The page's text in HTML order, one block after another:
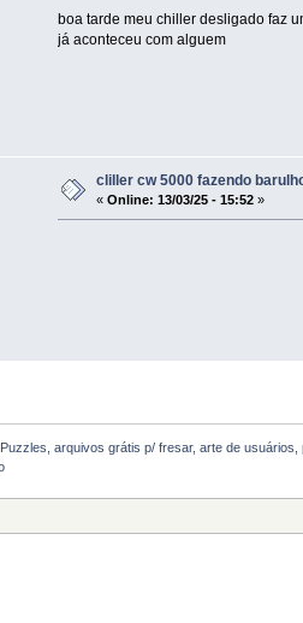
boa tarde meu chiller desligado faz
já aconteceu com alguem
cliller cw 5000 fazendo
«Online: 13/03/25 - 15:52 »
Puzzles, arquivos grátis p/ fresar, arte de usuários,